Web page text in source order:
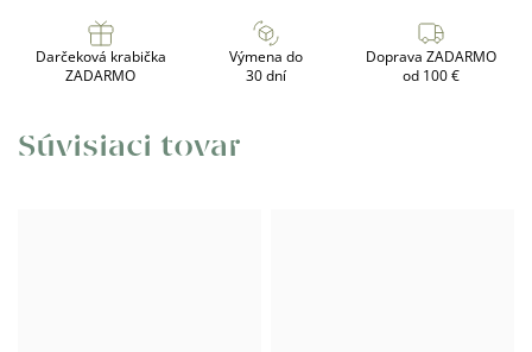
Darčeková krabička
ZADARMO
Výmena do
30 dní
Doprava ZADARMO
od 100 €
Súvisiaci tovar